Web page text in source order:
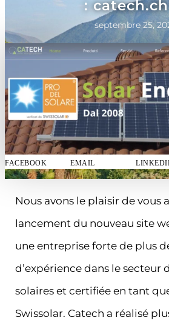
: catech.ch
septembre 25,
FACEBOOK EMAIL
Nous avons le plaisir de vous
lancement du nouveau site
une entreprise forte de plus
d’expérience dans le secteur
solaires et certifiée en tant
Swissolar. Catech a réalisé